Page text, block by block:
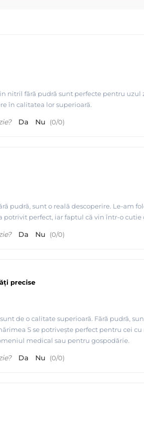
nitril fără pudră sunt perfecte pentru
în calitatea lor superioară.
Da Nu (0/0)
pudră, sunt o reală descoperire. Le-
potrivit perfect, iar faptul că vin într-o
Da Nu (0/0)
precise
de o calitate superioară. Fără pudră,
S se potrivește perfect pentru cei
medical sau pentru gospodărie.
Da Nu (0/0)